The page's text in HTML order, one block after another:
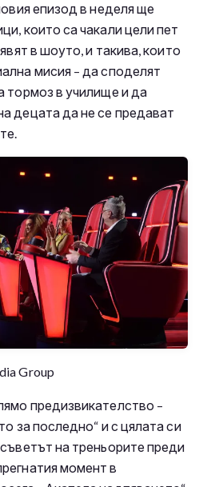
епизод в неделя ще
които са чакали цели пет
в шоуто, и такива, които
мисия – да споделят
тормоз в училище и да
децата да не се предават
Group
предизвикателство –
за последно“ и с цялата си
на треньорите преди
момент в